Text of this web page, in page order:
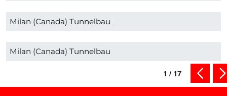
Milan (Canada) Tunnelbau
Milan (Canada) Tunnelbau
1 /17